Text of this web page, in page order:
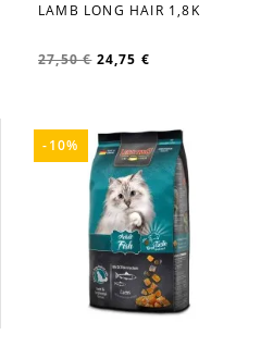
LAMB LONG HAIR 1,8Κ
27,50 € 24,75 €
-10%